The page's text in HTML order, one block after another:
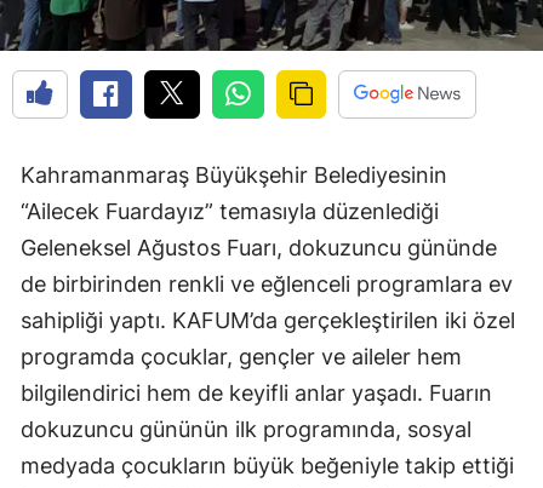
Kahramanmaraş Büyükşehir Belediyesinin
“Ailecek Fuardayız” temasıyla düzenlediği
Geleneksel Ağustos Fuarı, dokuzuncu gününde
de birbirinden renkli ve eğlenceli programlara ev
sahipliği yaptı. KAFUM’da gerçekleştirilen iki özel
programda çocuklar, gençler ve aileler hem
bilgilendirici hem de keyifli anlar yaşadı. Fuarın
dokuzuncu gününün ilk programında, sosyal
medyada çocukların büyük beğeniyle takip ettiği